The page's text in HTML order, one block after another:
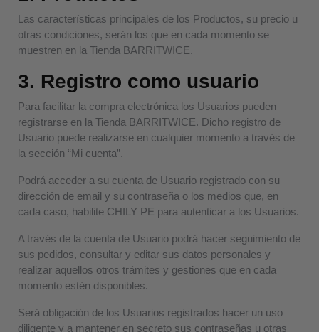
Las características principales de los Productos, su precio u
otras condiciones, serán los que en cada momento se
muestren en la Tienda BARRITWICE.
3. Registro como usuario
Para facilitar la compra electrónica los Usuarios pueden
registrarse en la Tienda BARRITWICE. Dicho registro de
Usuario puede realizarse en cualquier momento a través de
la sección “Mi cuenta”.
Podrá acceder a su cuenta de Usuario registrado con su
dirección de email y su contraseña o los medios que, en
cada caso, habilite CHILY PE para autenticar a los Usuarios.
A través de la cuenta de Usuario podrá hacer seguimiento de
sus pedidos, consultar y editar sus datos personales y
realizar aquellos otros trámites y gestiones que en cada
momento estén disponibles.
Será obligación de los Usuarios registrados hacer un uso
diligente y a mantener en secreto sus contraseñas u otras